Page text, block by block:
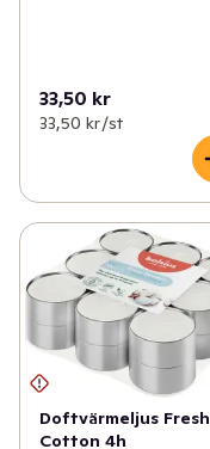
33,50 kr
33,50 kr /st
Doftvärmeljus Fresh
Cotton 4h